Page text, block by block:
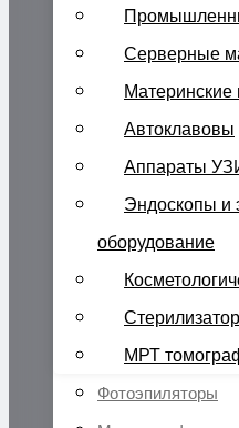
Серверные
Автоклавовы
Аппараты
Эндоскопы и
оборудование
МРТ
Фотоэпиляторы